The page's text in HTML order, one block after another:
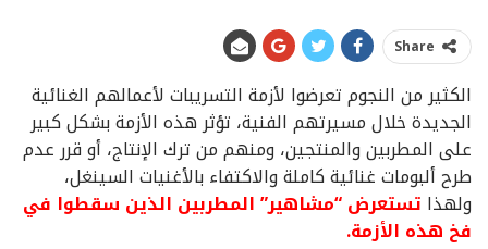
Share
الكثير من النجوم تعرضوا لأزمة التسريبات لأعمالهم الغنائية
الجديدة خلال مسيرتهم الفنية، تؤثر هذه الأزمة بشكل كبير
على المطربين والمنتجين، ومنهم من ترك الإنتاج، أو قرر عدم
طرح ألبومات غنائية كاملة والاكتفاء بالأغنيات السينغل،
ولهذا تستعرض “مشاهير” المطربين الذين سقطوا في
فخ هذه الأزمة.